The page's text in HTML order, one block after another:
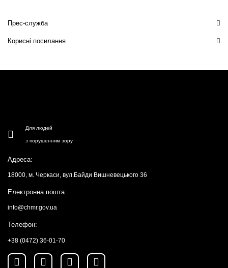
Прес-служба
Корисні посилання
Для людей
з порушенням зору
Адреса:
18000, м. Черкаси, вул.Байди Вишневецького 36
Електронна пошта:
info@chmr.gov.ua
Телефон:
+38 (0472) 36-01-70